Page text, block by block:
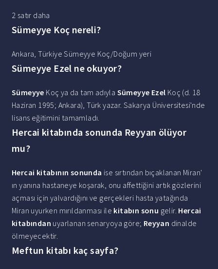
2 satır daha
Sümeyye Koç nereli?
Ankara, Türkiye Sümeyye Koç/Doğum yeri
Sümeyye Ezel ne okuyor?
Sümeyye Koç ya da tam adıyla Sümeyye Ezel Koç (d. 18
Haziran 1995; Ankara), Türk yazar. Sakarya Üniversitesi'nde
lisans eğitimini tamamladı.
Hercai kitabında sonunda Reyyan ölüyor
mu?
Hercai kitabının sonunda ise sırtından bıçaklanan Miran'
ın yanına hastaneye koşarak, onu affettiğini artık gözlerini
açması için yalvardığını ve gerçekleri hasta yatağında
Miran uyurken mırıldanması ile kitabın sonu gelir. Hercai
kitabından uyarlanan senaryoya göre; Reyyan dinalde
ölmeyecektir.
Meftun kitabı kaç sayfa?